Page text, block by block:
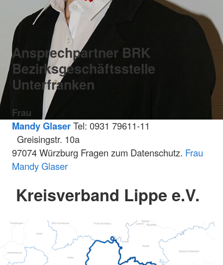
Ansprechpartner BRK
Bezirksgeschäftsstelle
Unterfranken
Frau
Mandy GlaserTel: 0931 79611-11
Greisingstr. 10a
97074 Würzburg Fragen zum Datenschutz. Frau
Mandy Glaser
Kreisverband Lippe e.V.